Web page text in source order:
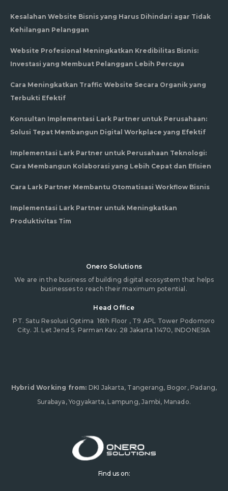
Kesalahan Website Bisnis yang Harus Dihindari agar Tidak
Kehilangan Pelanggan
Website Profesional Meningkatkan Kredibilitas Bisnis:
Investasi yang Membuat Pelanggan Lebih Percaya
Cara Meningkatkan Traffic Website Secara Organik yang
Terbukti Efektif
Konsultan Implementasi Lark Partner untuk Perusahaan:
Solusi Tepat Membangun Digital Workplace yang Efektif
Implementasi Lark Partner untuk Perusahaan Teknologi:
Cara Membangun Kolaborasi yang Lebih Cepat dan Efisien
Cara Lark Partner Membantu Otomatisasi Workflow Bisnis
Implementasi Lark Partner untuk Meningkatkan
Produktivitas Tim
Onero Solutions
We are in the business of building digital ecosystem that helps
businesses to reach their maximum potential.
Head Office
PT. Satu Resolusi Optima 16th Floor , T9 APL Tower Podomoro
City. Jl. Let Jend S. Parman Kav. 28 Jakarta 11470, INDONESIA
Hybrid Working from: DKI Jakarta, Tangerang, Bogor, Padang,
Surabaya, Yogyakarta, Lampung, Jambi, Manado.
Find us on: